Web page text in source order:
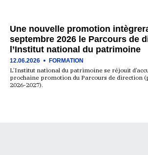
Une nouvelle promotion
septembre 2026 le Parcours de
l’Institut national du patrimoine
12.06.2026 FORMATION
L’Institut national du patrimoine se réjouit
prochaine promotion du Parcours de direction
2026-2027).